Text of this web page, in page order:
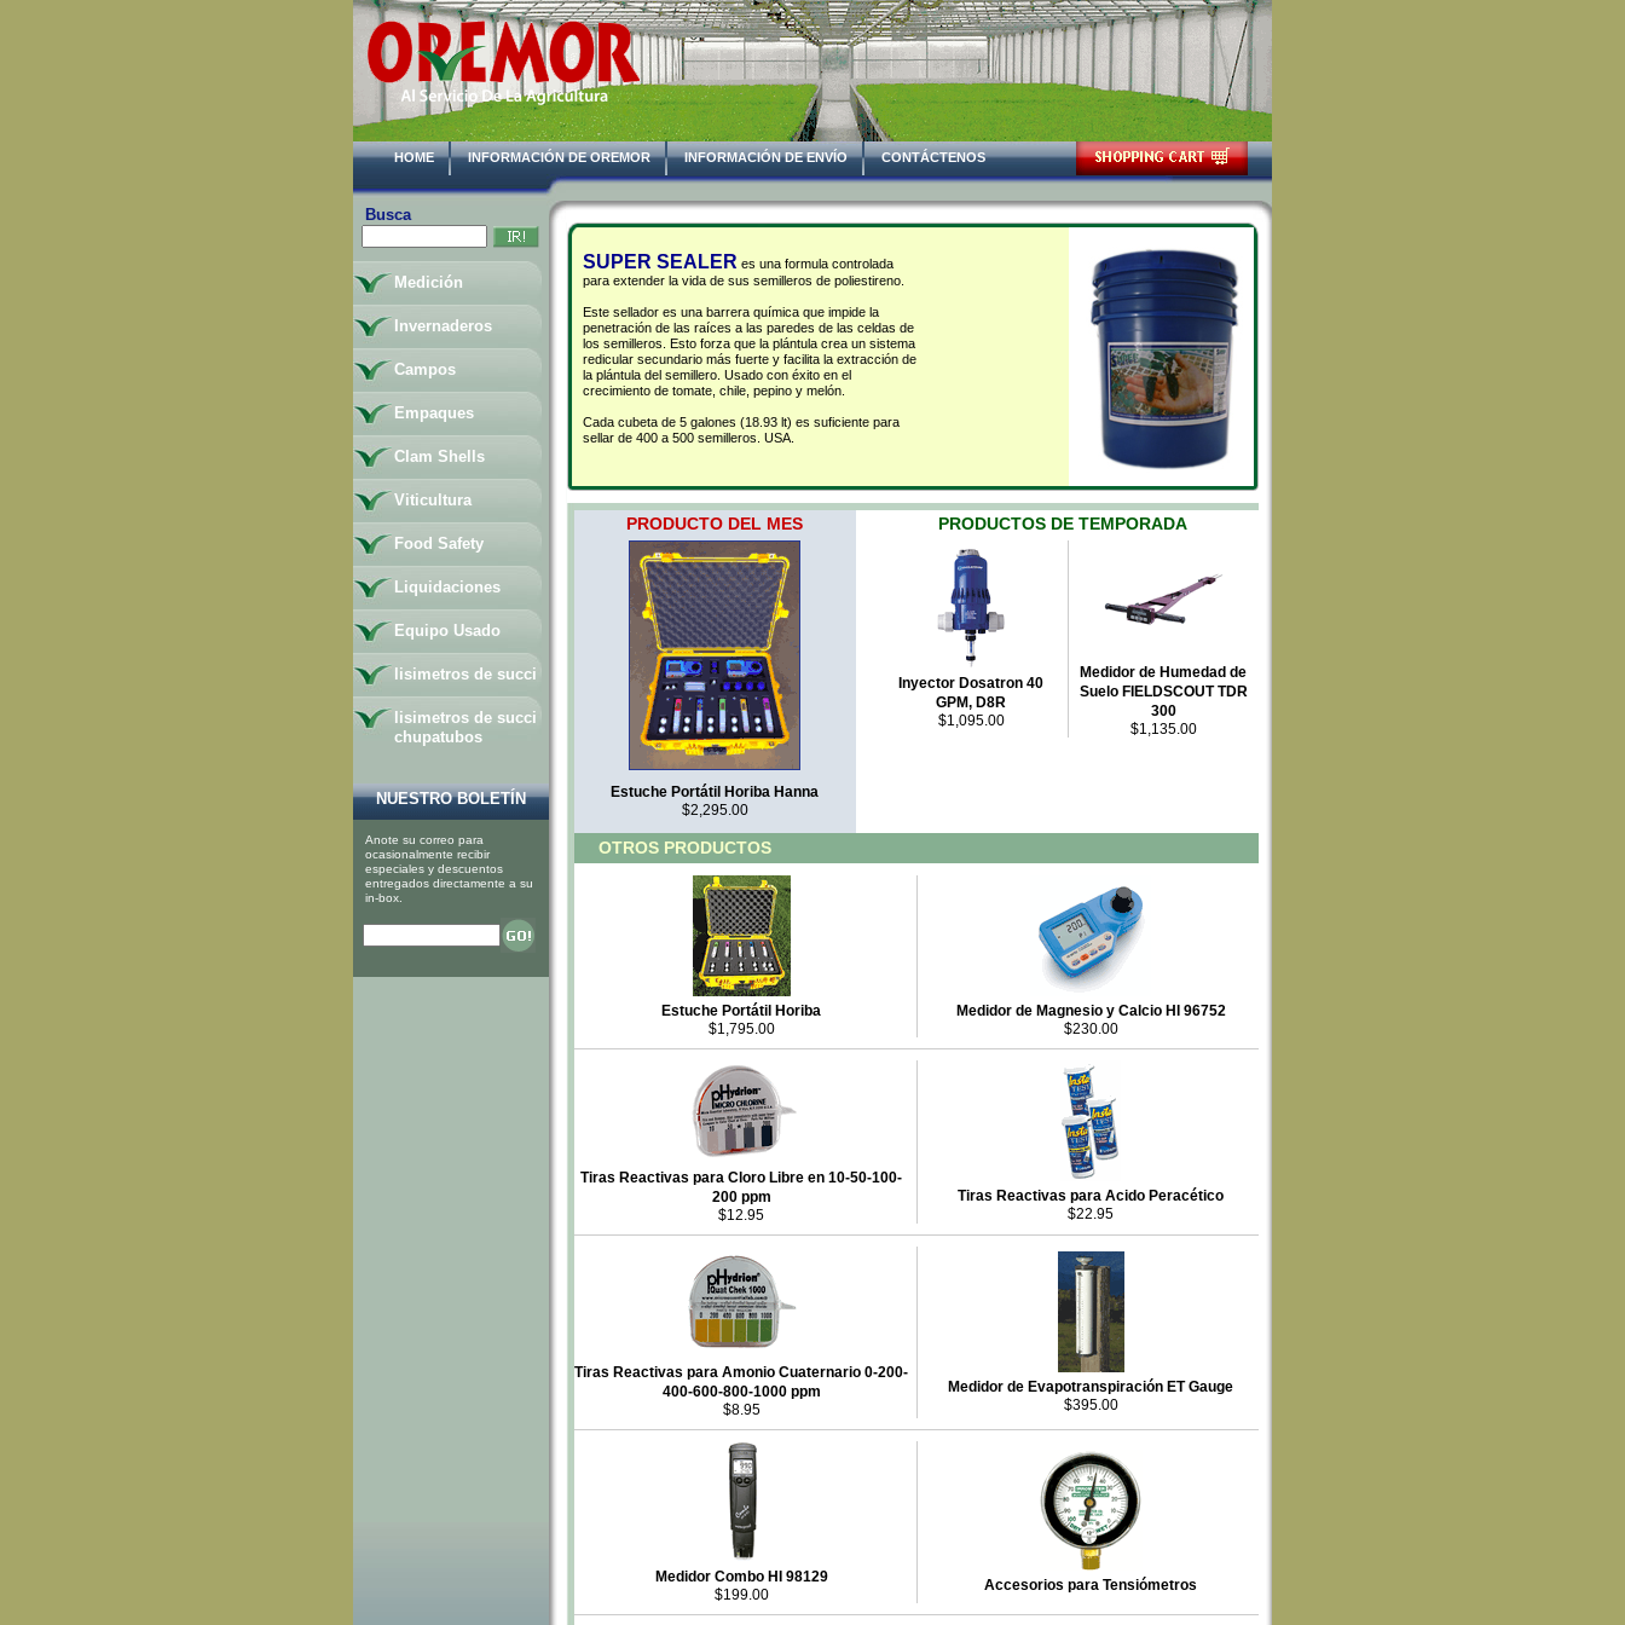
HOME INFORMACIÓN DE OREMOR INFORMACIÓN DE ENVÍO CONTÁCTENOS
SUPER SEALER es una formula controlada
para extender la vida de sus semilleros de poliestireno.
Este sellador es una barrera química que impide la
penetración de las raíces a las paredes de las celdas de
los semilleros. Esto forza que la plántula crea un sistema
redicular secundario más fuerte y facilita la extracción de
la plántula del semillero. Usado con éxito en el
crecimiento de tomate, chile, pepino y melón.
Cada cubeta de 5 galones (18.93 lt) es suficiente para
sellar de 400 a 500 semilleros. USA.
PRODUCTO DEL MES
Estuche Portátil Horiba Hanna
$2,295.00
PRODUCTOS DE TEMPORADA
Inyector Dosatron 40
GPM, D8R
$1,095.00
Medidor de Humedad de
Suelo FIELDSCOUT TDR
300
$1,135.00
OTROS PRODUCTOS
Estuche Portátil Horiba
$1,795.00
Medidor de Magnesio y Calcio HI 96752
$230.00
Tiras Reactivas para Cloro Libre en 10-50-100-
200 ppm
$12.95
Tiras Reactivas para Acido Peracético
$22.95
Tiras Reactivas para Amonio Cuaternario 0-200-
400-600-800-1000 ppm
$8.95
Medidor de Evapotranspiración ET Gauge
$395.00
Medidor Combo HI 98129
$199.00
Accesorios para Tensiómetros
Busca
Medición
Invernaderos
Campos
Empaques
Clam Shells
Viticultura
Food Safety
Liquidaciones
Equipo Usado
lisimetros de succi
lisimetros de succi
chupatubos
NUESTRO BOLETÍN
Anote su correo para
ocasionalmente recibir
especiales y descuentos
entregados directamente a su
in-box.